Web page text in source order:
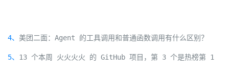
4、 美团二面：Agent 的工具调用和普通函数调用有什么区别？
5、 13 个本周 火火火火 的 GitHub 项目，第 3 个是热榜第 1